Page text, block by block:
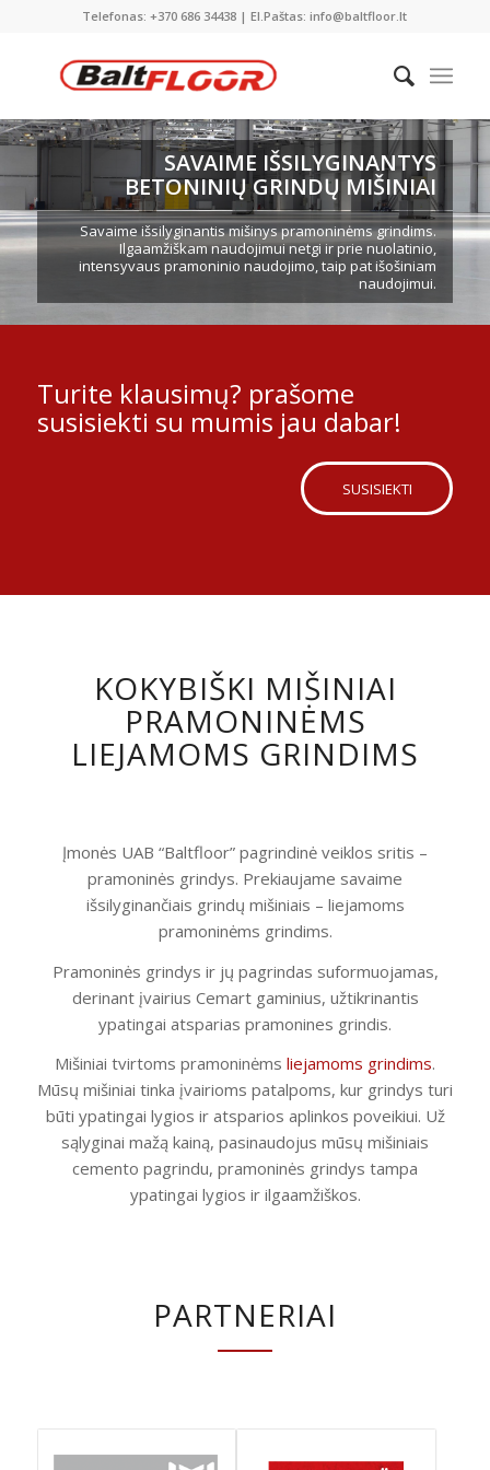
Telefonas: +370 686 34438 | El.Paštas: info@baltfloor.lt
SAVAIME IŠSILYGINANTYS
BETONINIŲ GRINDŲ MIŠINIAI
Savaime išsilyginantis mišinys pramoninėms grindims.
Ilgaamžiškam naudojimui netgi ir prie nuolatinio,
intensyvaus pramoninio naudojimo, taip pat išošiniam
naudojimui.
Turite klausimų? prašome
susisiekti su mumis jau dabar!
SUSISIEKTI
KOKYBIŠKI MIŠINIAI
PRAMONINĖMS
LIEJAMOMS GRINDIMS
Įmonės UAB “Baltfloor” pagrindinė veiklos sritis –
pramoninės grindys. Prekiaujame savaime
išsilyginančiais grindų mišiniais – liejamoms
pramoninėms grindims.
Pramoninės grindys ir jų pagrindas suformuojamas,
derinant įvairius Cemart gaminius, užtikrinantis
ypatingai atsparias pramonines grindis.
Mišiniai tvirtoms pramoninėms liejamoms grindims.
Mūsų mišiniai tinka įvairioms patalpoms, kur grindys turi
būti ypatingai lygios ir atsparios aplinkos poveikiui. Už
sąlyginai mažą kainą, pasinaudojus mūsų mišiniais
cemento pagrindu, pramoninės grindys tampa
ypatingai lygios ir ilgaamžiškos.
PARTNERIAI